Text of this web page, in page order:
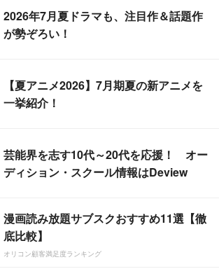
2026年7月夏ドラマも、注目作＆話題作
が勢ぞろい！
【夏アニメ2026】7月期夏の新アニメを
一挙紹介！
芸能界を志す10代～20代を応援！ オー
ディション・スクール情報はDeview
漫画読み放題サブスクおすすめ11選【徹
底比較】
オリコン顧客満足度ランキング